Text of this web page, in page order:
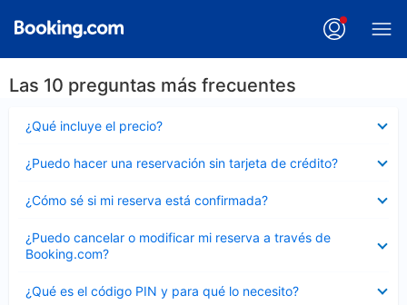
Las 10 preguntas más frecuentes
¿Qué incluye el precio?
cerrado
¿Puedo hacer una reservación sin tarjeta de crédito?
cerrado
¿Cómo sé si mi reserva está confirmada?
cerrado
¿Puedo cancelar o modificar mi reserva a través de
Booking.com?
cerrado
¿Qué es el código PIN y para qué lo necesito?
cerrado